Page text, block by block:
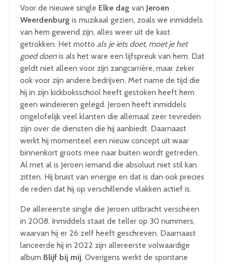
Voor de nieuwe single Elke dag van Jeroen
Weerdenburg is muzikaal gezien, zoals we inmiddels
van hem gewend zijn, alles weer uit de kast
getrokken. Het motto als je iets doet, moet je het
goed doenis als het ware een lijfspreuk van hem. Dat
geldt niet alleen voor zijn zangcarrière, maar zeker
ook voor zijn andere bedrijven. Met name de tijd die
hij in zijn kickboksschool heeft gestoken heeft hem
geen windeieren gelegd. Jeroen heeft inmiddels
ongelofelijk veel klanten die allemaal zeer tevreden
zijn over de diensten die hij aanbiedt. Daarnaast
werkt hij momenteel een nieuw concept uit waar
binnenkort groots mee naar buiten wordt getreden.
Al met al is Jeroen iemand die absoluut niet stil kan
zitten. Hij bruist van energie en dat is dan ook precies
de reden dat hij op verschillende vlakken actief is.
De allereerste single die Jeroen uitbracht verscheen
in 2008. Inmiddels staat de teller op 30 nummers,
waarvan hij er 26 zelf heeft geschreven. Daarnaast
lanceerde hij in 2022 zijn allereerste volwaardige
album Blijf bij mij. Overigens werkt de spontane